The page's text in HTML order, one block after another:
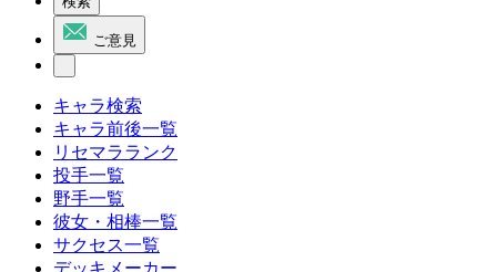
ご意見
キャラ検索
キャラ前後一覧
リセマラランク
投手一覧
野手一覧
彼女・相棒一覧
サクセス一覧
デッキメーカー